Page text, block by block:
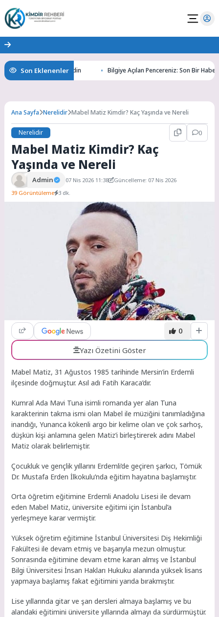
Son Eklenenler
Gizemlerini Keşfedin Bilgiye Açılan Pencereniz: Son Bir Haber ile
Ana Sayfa Nerelidir Mabel Matiz Kimdir? Kaç Yaşında ve Nereli
Nerelidir 0
Mabel Matiz Kimdir? Kaç
Yaşında ve Nereli
Admin 07 Nis 2026 11:38
Güncelleme: 07 Nis 2026
39 Görüntüleme 3 dk.
0
Yazı Özetini Göster
Mabel Matiz, 31 Ağustos 1985 tarihinde Mersin’in Erdemli
ilçesinde doğmuştur. Asıl adı Fatih Karaca’dır.
Kumral Ada Mavi Tuna isimli romanda yer alan Tuna
karakterinin takma ismi olan Mabel ile müziğini tanımladığına
inandığı, Yunanca kökenli argo bir kelime olan ve çok sarhoş,
düşkün kişi anlamına gelen Matiz’i birleştirerek adını Mabel
Matiz olarak belirlemiştir.
Çocukluk ve gençlik yıllarını Erdemli’de geçiren şarkıcı, Tömük
Dr. Mustafa Erden İlkokulu’nda eğitim hayatına başlamıştır.
Orta öğretim eğitimine Erdemli Anadolu Lisesi ile devam
eden Mabel Matiz, üniversite eğitimi için İstanbul’a
yerleşmeye karar vermiştir.
Yüksek öğretim eğitimine İstanbul Üniversitesi Diş Hekimliği
Fakültesi ile devam etmiş ve başarıyla mezun olmuştur.
Sonrasında eğitimine devam etme kararı almış ve İstanbul
Bilgi Üniversitesi İnsan Hakları Hukuku alanında yüksek lisans
yapmaya başlamış fakat eğitimini yarıda bırakmıştır.
Lise yıllarında gitar ve şan dersleri almaya başlamış ve bu
alandaki eğitimini üniversite yıllarında almayı da sürdürmüştür.